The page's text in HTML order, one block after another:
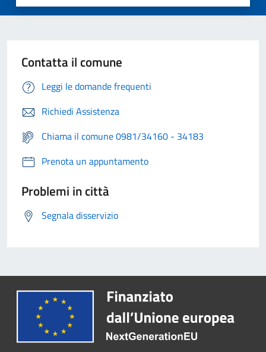
Contatta il comune
Leggi le domande frequenti
Richiedi Assistenza
Chiama il comune 0981/34160 - 34183
Prenota un appuntamento
Problemi in città
Segnala disservizio